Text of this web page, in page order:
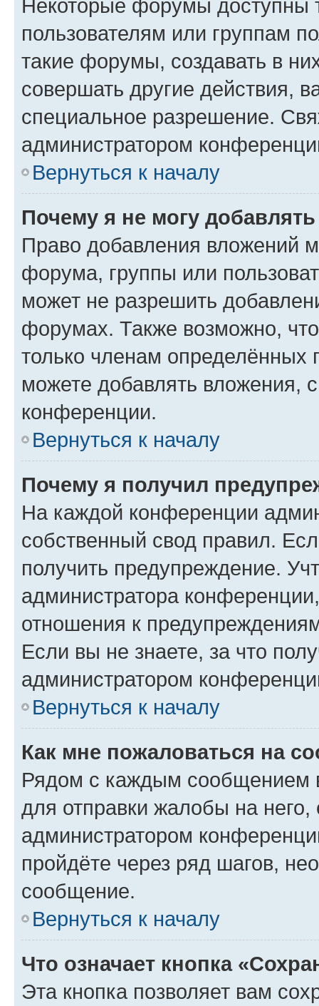
Некоторые форумы доступны
пользователям или группам
такие форумы, создавать в
совершать другие действия,
специальное разрешение.
администратором
Вернуться к началу
Почему я не могу
Право добавления вложений
форума, группы или
может не разрешить
форумах. Также возможно,
только членам определённых
можете добавлять вложения,
конференции.
Вернуться к началу
Почему я получил
На каждой конференции
собственный свод правил.
получить предупреждение.
администратора
отношения к
Если вы не знаете, за что
администратором
Вернуться к началу
Как мне пожаловаться на
Рядом с каждым сообщением
для отправки жалобы на
администратором
пройдёте через ряд шагов,
сообщение.
Вернуться к началу
Что означает кнопка
Эта кнопка позволяет вам